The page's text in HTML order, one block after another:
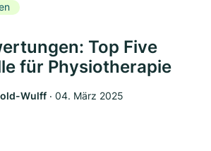
Top Five
für Physiotherapie
Wulff ‧ 04. März 2025